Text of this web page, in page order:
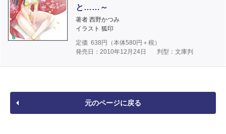
と……～
著者 西野かつみ
イラスト 狐印
定価 638 円（本体580円＋税）
発売日：2010年12月24日
判型：文庫判
元のページに戻る